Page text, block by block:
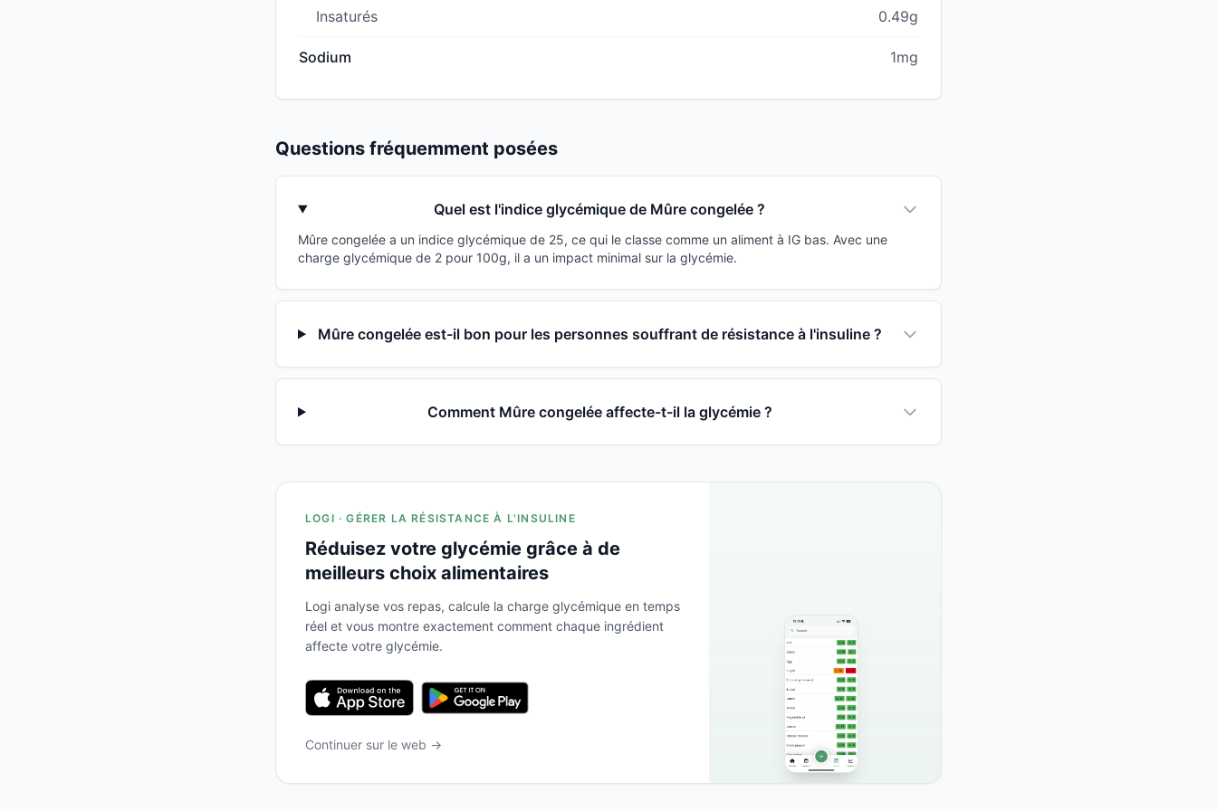
Insaturés 0.49g
Sodium 1mg
Questions fréquemment posées
Quel est l'indice glycémique de Mûre congelée ?
Mûre congelée a un indice glycémique de 25, ce qui le classe comme un aliment à IG bas. Avec une
charge glycémique de 2 pour 100g, il a un impact minimal sur la glycémie.
Mûre congelée est-il bon pour les personnes souffrant de résistance à l'insuline ?
Comment Mûre congelée affecte-t-il la glycémie ?
LOGI · GÉRER LA RÉSISTANCE À L'INSULINE
Réduisez votre glycémie grâce à de
meilleurs choix alimentaires
Logi analyse vos repas, calcule la charge glycémique en temps
réel et vous montre exactement comment chaque ingrédient
affecte votre glycémie.
Continuer sur le web →